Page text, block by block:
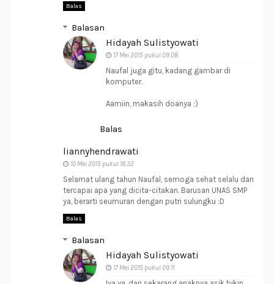
Balas
Balasan
Hidayah Sulistyowati
17 Mei 2015 pukul 09.08
Naufal juga gitu, kadang gambar di
komputer.
Aamiin, makasih doanya :)
Balas
liannyhendrawati
10 Mei 2015 pukul 18.32
Selamat ulang tahun Naufal, semoga sehat selalu dan
tercapai apa yang dicita-citakan. Barusan UNAS SMP
ya, berarti seumuran dengan putri sulungku :D
Balas
Balasan
Hidayah Sulistyowati
17 Mei 2015 pukul 09.11